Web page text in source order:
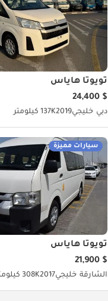
تويوتا هاياس
$ 24,400
دبي خليجي2019137K كيلومتر
سيارات مميزة
تويوتا هاياس
$ 21,900
الشارقة خليجي2017308K كيلومتر